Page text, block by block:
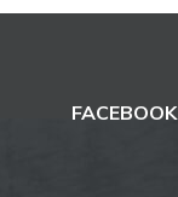
FACEBOOK